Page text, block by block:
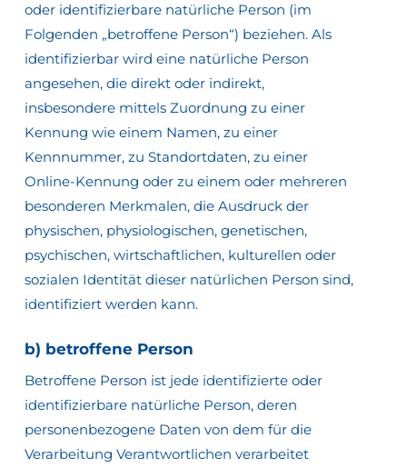
oder identifizierbare natürliche Person (im
Folgenden „betroffene Person“) beziehen. Als
identifizierbar wird eine natürliche Person
angesehen, die direkt oder indirekt,
insbesondere mittels Zuordnung zu einer
Kennung wie einem Namen, zu einer
Kennnummer, zu Standortdaten, zu einer
Online-Kennung oder zu einem oder mehreren
besonderen Merkmalen, die Ausdruck der
physischen, physiologischen, genetischen,
psychischen, wirtschaftlichen, kulturellen oder
sozialen Identität dieser natürlichen Person sind,
identifiziert werden kann.
b) betroffene Person
Betroffene Person ist jede identifizierte oder
identifizierbare natürliche Person, deren
personenbezogene Daten von dem für die
Verarbeitung Verantwortlichen verarbeitet